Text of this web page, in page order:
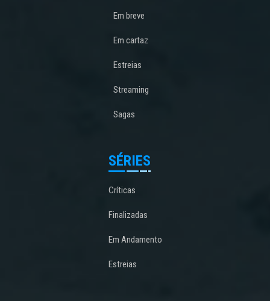
Em breve
Em cartaz
Estreias
Streaming
Sagas
SÉRIES
Críticas
Finalizadas
Em Andamento
Estreias